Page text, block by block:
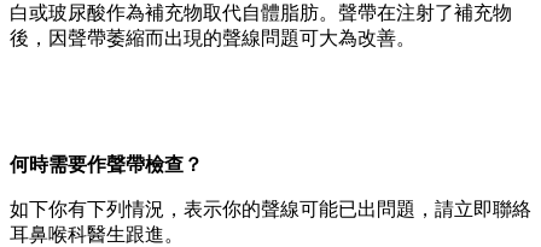
白或玻尿酸作為補充物取代自體脂肪。聲帶在注射了補充物
後，因聲帶萎縮而出現的聲線問題可大為改善。
何時需要作聲帶檢查？
如下你有下列情況，表示你的聲線可能已出問題，請立即聯絡
耳鼻喉科醫生跟進。